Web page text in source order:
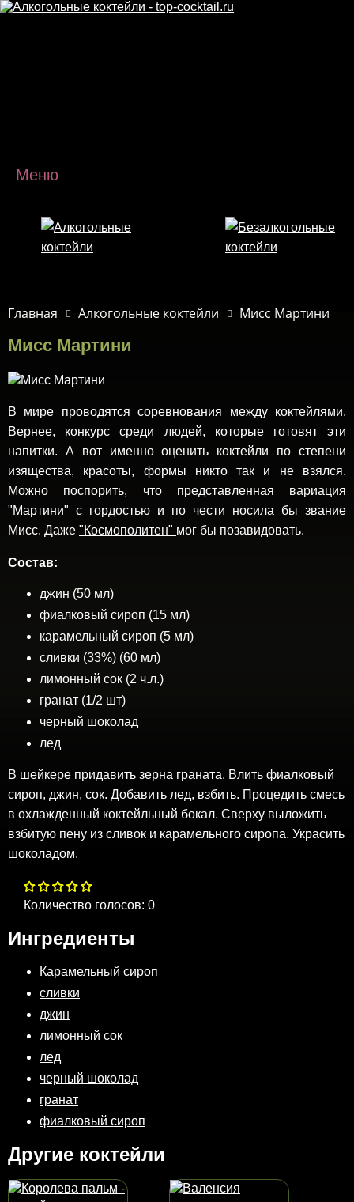
Перейти к основному содержанию
Меню
Главная Алкогольные коктейли Мисс Мартини
Мисс Мартини
В мире проводятся соревнования между коктейлями.
Вернее, конкурс среди людей, которые готовят эти
напитки. А вот именно оценить коктейли по степени
изящества, красоты, формы никто так и не взялся.
Можно поспорить, что представленная вариация
"Мартини" с гордостью и по чести носила бы звание
Мисс. Даже "Космополитен" мог бы позавидовать.
Состав:
джин (50 мл)
фиалковый сироп (15 мл)
карамельный сироп (5 мл)
сливки (33%) (60 мл)
лимонный сок (2 ч.л.)
гранат (1/2 шт)
черный шоколад
лед
В шейкере придавить зерна граната. Влить фиалковый
сироп, джин, сок. Добавить лед, взбить. Процедить смесь
в охлажденный коктейльный бокал. Сверху выложить
взбитую пену из сливок и карамельного сиропа. Украсить
шоколадом.
Количество голосов: 0
Ингредиенты
Карамельный сироп
сливки
джин
лимонный сок
лед
черный шоколад
гранат
фиалковый сироп
Другие коктейли